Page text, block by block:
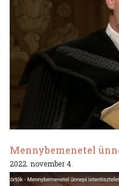
Mennybemenetel
2022. november 4.